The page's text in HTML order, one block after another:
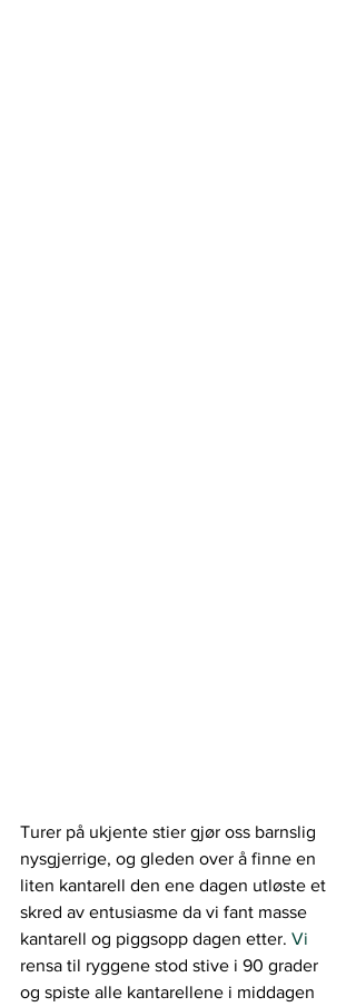
Turer på ukjente stier gjør oss barnslig
nysgjerrige, og gleden over å finne en
liten kantarell den ene dagen utløste et
skred av entusiasme da vi fant masse
kantarell og piggsopp dagen etter. Vi
rensa til ryggene stod stive i 90 grader
og spiste alle kantarellene i middagen